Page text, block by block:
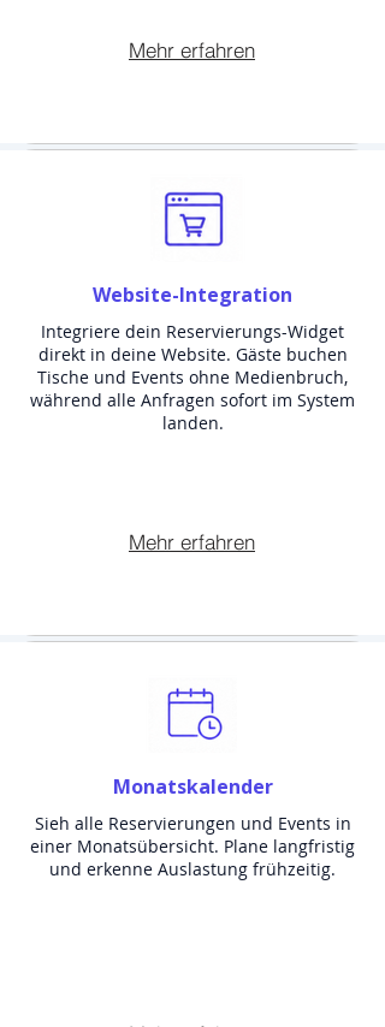
Mehr erfahren
Website-Integration
Integriere dein Reservierungs-Widget
direkt in deine Website. Gäste buchen
Tische und Events ohne Medienbruch,
während alle Anfragen sofort im System
landen.
Mehr erfahren
Monatskalender
Sieh alle Reservierungen und Events in
einer Monatsübersicht. Plane langfristig
und erkenne Auslastung frühzeitig.